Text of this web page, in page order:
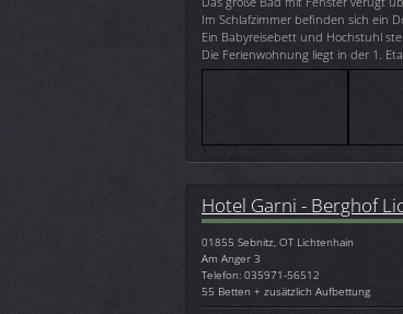
Im Schlafzimmer befinden sich ein
Ein Babyreisebett und Hochstuhl
Die Ferienwohnung liegt in der 1.
Hotel Garni - Berghof
01855 Sebnitz, OT Lichtenhain
Am Anger 3
Telefon: 035971-56512
55 Betten + zusätzlich Aufbettung